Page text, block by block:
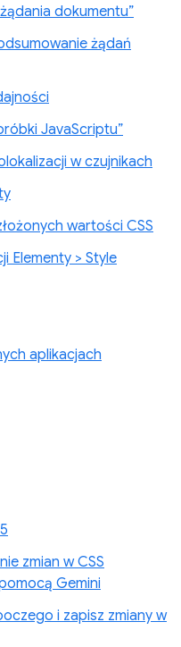
dokumentu”
żądań
JavaScriptu”
w czujnikach
wartości CSS
Elementy > Style
aplikacjach
zmian w CSS
Gemini
i zapisz zmiany w